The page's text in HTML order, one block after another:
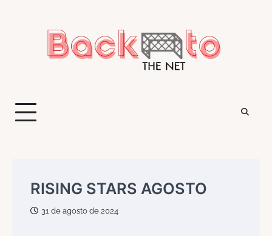
RISING STARS AGOSTO
31 de agosto de 2024